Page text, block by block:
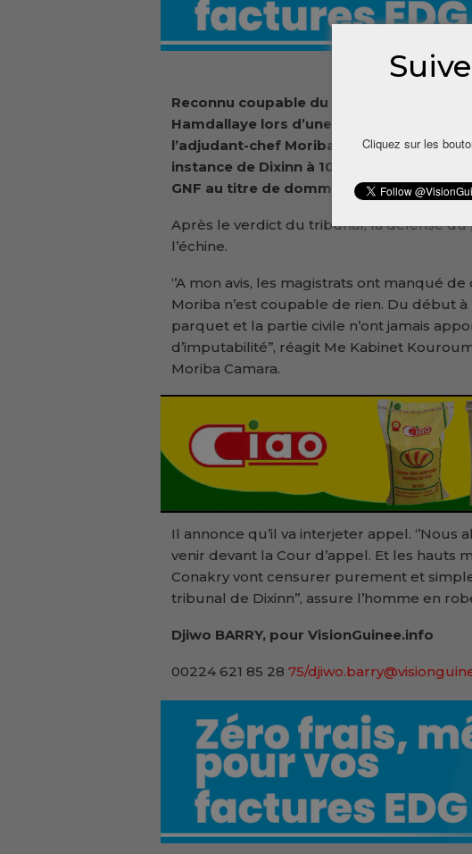
Reconnu coupable du meurtre de
Hamdallaye lors d’une manifestation
l’adjudant-chef Moriba Camara a été
instance de Dixinn à 10 ans de prison
GNF au titre de dommages et intérêts à
Après le verdict du tribunal, la défense
l’échine.
‘’A mon avis, les magistrats ont manqué
Moriba n’est coupable de rien. Du début
parquet et la partie civile n’ont jamais
d’imputabilité’’, réagit Me Kabinet
Moriba Camara.
Il annonce qu’il va interjeter appel.
venir devant la Cour d’appel. Et les hauts
Conakry vont censurer purement et
tribunal de Dixinn’’, assure l’homme en
Djiwo BARRY, pour VisionGuinee.info
00224 621 85 28 75/
Cliquez sur les